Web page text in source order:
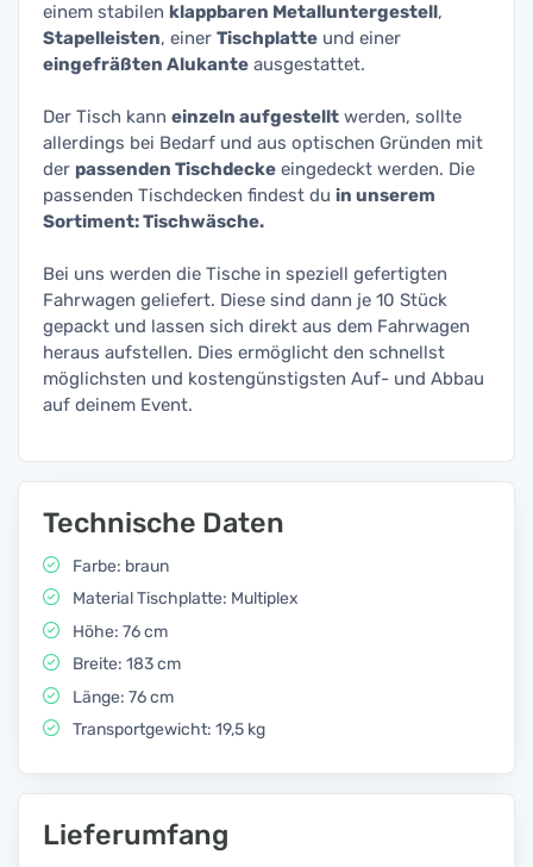
einem stabilen klappbaren Metalluntergestell,
Stapelleisten, einer Tischplatte und einer
eingefräßten Alukante ausgestattet.
Der Tisch kann einzeln aufgestellt werden, sollte
allerdings bei Bedarf und aus optischen Gründen mit
der passenden Tischdecke eingedeckt werden. Die
passenden Tischdecken findest du in unserem
Sortiment: Tischwäsche.
Bei uns werden die Tische in speziell gefertigten
Fahrwagen geliefert. Diese sind dann je 10 Stück
gepackt und lassen sich direkt aus dem Fahrwagen
heraus aufstellen. Dies ermöglicht den schnellst
möglichsten und kostengünstigsten Auf- und Abbau
auf deinem Event.
Technische Daten
Farbe: braun
Material Tischplatte: Multiplex
Höhe: 76 cm
Breite: 183 cm
Länge: 76 cm
Transportgewicht: 19,5 kg
Lieferumfang